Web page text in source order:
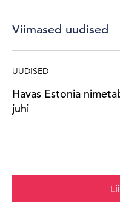
Viimased uudised
UUDISED
Havas Estonia
juhi